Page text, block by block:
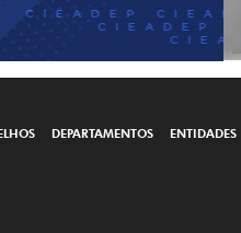
DEPARTAMENTOS ENTIDADES